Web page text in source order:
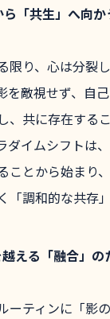
「共生」へ向
限り、心は分裂
を敵視せず、自
、共に存在する
ダイムシフトは
ことから始まり
「調和的な共存
える「融合」の
ーティンに「影